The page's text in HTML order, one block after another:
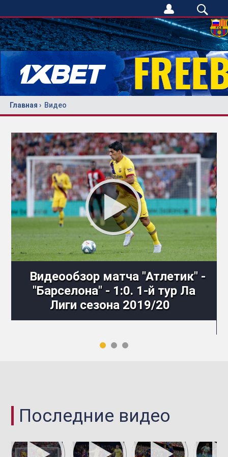
Главная Видео
Видеообзор матча "Атлетик" -
"Барселона" - 1:0. 1-й тур Ла
Лиги сезона 2019/20
Последние видео